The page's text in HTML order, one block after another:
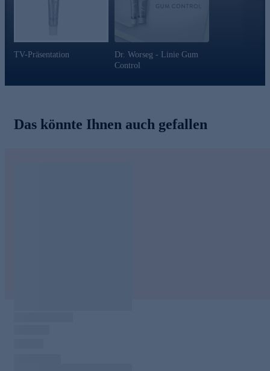
TV-Präsentation
Dr. Worseg - Linie Gum
Control
Das könnte Ihnen auch gefallen